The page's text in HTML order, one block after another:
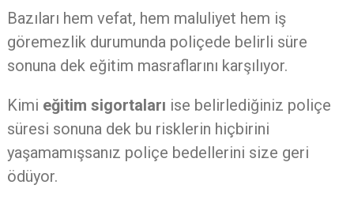
Bazıları hem vefat, hem maluliyet hem iş
göremezlik durumunda poliçede belirli süre
sonuna dek eğitim masraflarını karşılıyor.
Kimi eğitim sigortaları ise belirlediğiniz poliçe
süresi sonuna dek bu risklerin hiçbirini
yaşamamışsanız poliçe bedellerini size geri
ödüyor.